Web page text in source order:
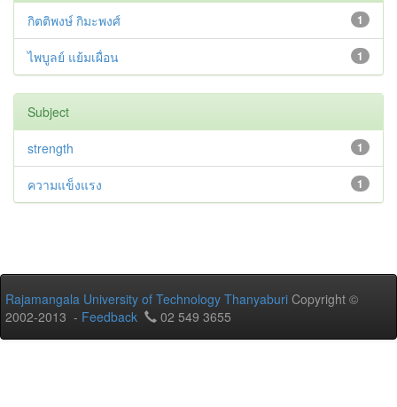
1
กิตติพงษ์ กิมะพงศ์
1
ไพบูลย์ แย้มเผื่อน
Subject
1
strength
1
ความแข็งแรง
Rajamangala University of Technology Thanyaburi Copyright ©
2002-2013 - Feedback 02 549 3655